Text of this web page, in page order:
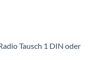
Tausch 1 DIN oder